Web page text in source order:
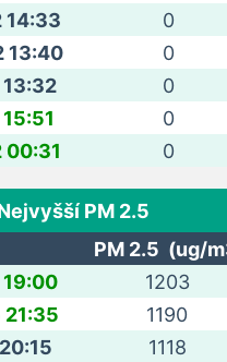
14:33
0
13:40
0
13:32
0
0
00:31
0
PM 2.5
PM 2.5 (ug/
19:00
1203
21:35
1190
1118